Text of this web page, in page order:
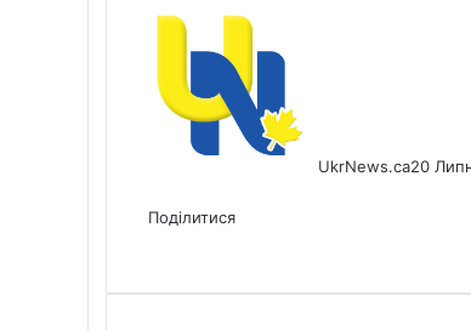
UkrNews.ca20
via
Поділитися
Email